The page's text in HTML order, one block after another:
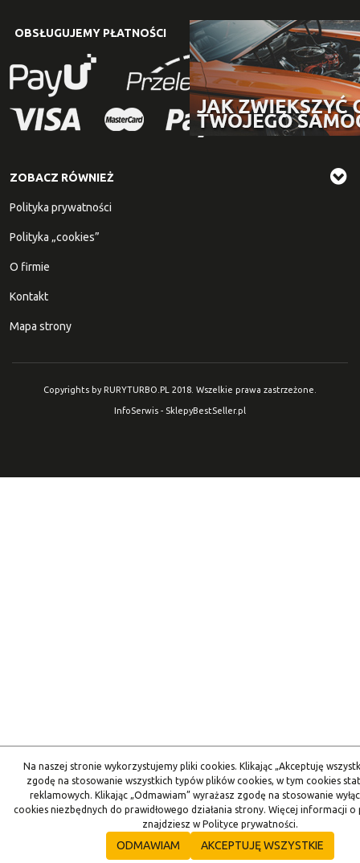
OBSŁUGUJEMY PŁATNOŚCI
ZOBACZ RÓWNIEŻ
Polityka prywatności
Polityka „cookies”
O firmie
Kontakt
Mapa strony
Copyrights by RURYTURBO.PL 2018. Wszelkie prawa zastrzeżone.
InfoSerwis - SklepyBestSeller.pl
Na naszej stronie wykorzystujemy pliki cookies. Klikając „Akceptuję
zgodę na stosowanie wszystkich typów plików cookies, w tym cookies
reklamowych. Klikając „Odmawiam” wyrażasz zgodę na stosowanie
cookies niezbędnych do prawidłowego działania strony. Więcej informacji o
znajdziesz w Polityce prywatności.
ODMAWIAM AKCEPTUJĘ WSZYSTKIE